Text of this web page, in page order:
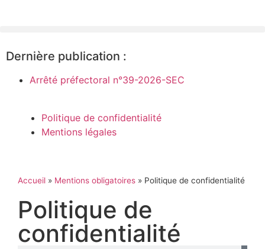
Dernière publication :
Arrêté préfectoral n°39-2026-SEC
Politique de confidentialité
Mentions légales
Accueil » Mentions obligatoires » Politique de confidentialité
Politique de
confidentialité